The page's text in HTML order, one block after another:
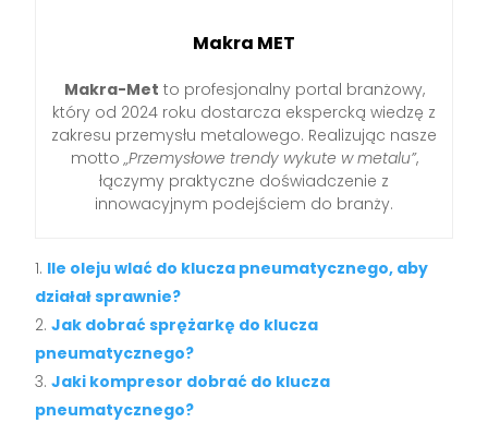
Makra MET
Makra-Met to profesjonalny portal branżowy,
który od 2024 roku dostarcza ekspercką wiedzę z
zakresu przemysłu metalowego. Realizując nasze
motto„Przemysłowe trendy wykute w metalu”,
łączymy praktyczne doświadczenie z
innowacyjnym podejściem do branży.
Ile oleju wlać do klucza pneumatycznego, aby
działał sprawnie?
Jak dobrać sprężarkę do klucza
pneumatycznego?
Jaki kompresor dobrać do klucza
pneumatycznego?